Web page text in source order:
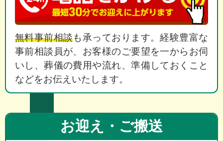
無料事前相談も承っております。経験豊富な
事前相談員が、お客様のご要望を一からお伺
いし、葬儀の費用や流れ、準備しておくこと
などをお伝えいたします。
お迎え・ご搬送